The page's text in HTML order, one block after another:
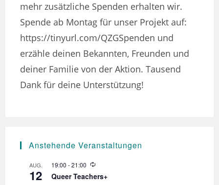
mehr zusätzliche Spenden erhalten wir.
Spende ab Montag für unser Projekt auf:
https://tinyurl.com/QZGSpenden und
erzähle deinen Bekannten, Freunden und
deiner Familie von der Aktion. Tausend
Dank für deine Unterstützung!
Anstehende Veranstaltungen
AUG.
12
19:00 -21:00
W
e
Queer Teachers+